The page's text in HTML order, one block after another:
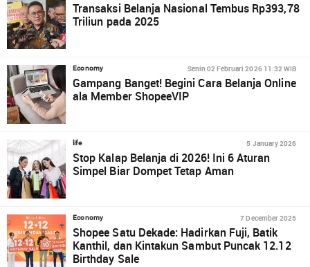
Transaksi Belanja Nasional Tembus Rp393,78
Triliun pada 2025
Economy Senin 02 Februari 2026 11:32 WIB
Gampang Banget! Begini Cara Belanja Online
ala Member ShopeeVIP
life 5 January 2026
Stop Kalap Belanja di 2026! Ini 6 Aturan
Simpel Biar Dompet Tetap Aman
Economy 7 December 2025
Shopee Satu Dekade: Hadirkan Fuji, Batik
Kanthil, dan Kintakun Sambut Puncak 12.12
Birthday Sale